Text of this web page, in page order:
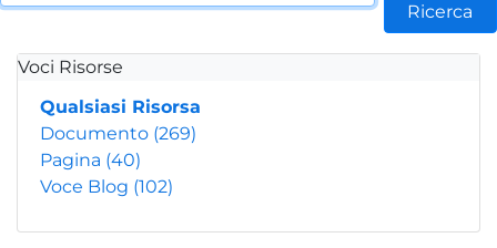
Ricerca
Voci Risorse
Qualsiasi Risorsa
Documento (269)
Pagina (40)
Voce Blog (102)